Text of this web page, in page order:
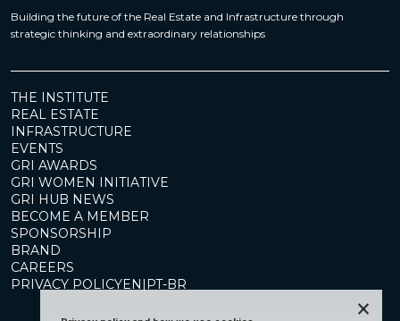
Building the future of the Real Estate and Infrastructure through
strategic thinking and extraordinary relationships
THE INSTITUTE
REAL ESTATE
INFRASTRUCTURE
EVENTS
GRI AWARDS
GRI WOMEN INITIATIVE
GRI HUB NEWS
BECOME A MEMBER
SPONSORSHIP
BRAND
CAREERS
PRIVACY POLICYEN|PT-BR
×